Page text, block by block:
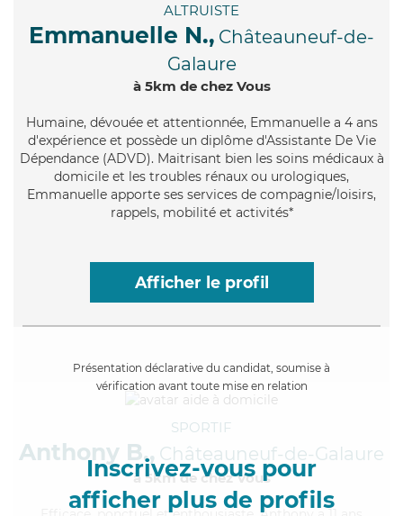
ALTRUISTE
Emmanuelle N., Châteauneuf-de-
Galaure
à 5km de chez Vous
Humaine, dévouée et attentionnée, Emmanuelle a 4 ans
d'expérience et possède un diplôme d'Assistante De Vie
Dépendance (ADVD). Maitrisant bien les soins médicaux à
domicile et les troubles rénaux ou urologiques,
Emmanuelle apporte ses services de compagnie/loisirs,
rappels, mobilité et activités*
Afficher le profil
Présentation déclarative du candidat, soumise à
vérification avant toute mise en relation
Inscrivez-vous pour
afficher plus de profils
SPORTIF
Anthony B., Châteauneuf-de-Galaure
à 5km de chez Vous